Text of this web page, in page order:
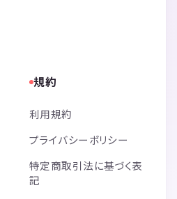
規約
利用規約
プライバシーポリシー
特定商取引法に基づく表
記